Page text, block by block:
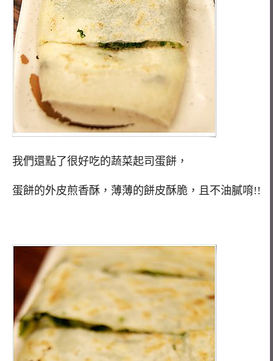
我們還點了很好吃的蔬菜起司蛋餅，
蛋餅的外皮煎香酥，薄薄的餅皮酥脆，且不油膩唷!!